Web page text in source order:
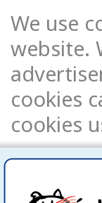
We use
website.
cookies
cookies